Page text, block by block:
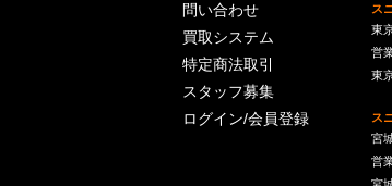
問い合わせ
買取システム
特定商法取引
スタッフ募集
ログイン/会員登録
ス
東
営
東
ス
宮
営